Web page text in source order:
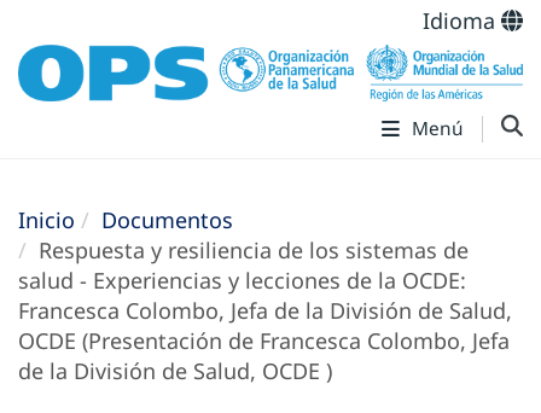
Idioma
Menú
Inicio
Documentos
Respuesta y resiliencia de los sistemas de
salud - Experiencias y lecciones de la OCDE:
Francesca Colombo, Jefa de la División de Salud,
OCDE (Presentación de Francesca Colombo, Jefa
de la División de Salud, OCDE )